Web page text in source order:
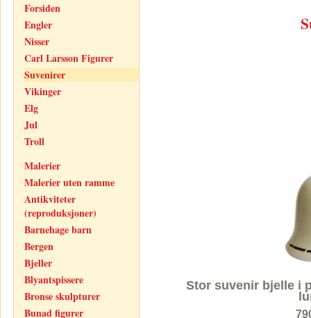
Forsiden
Engler
Nisser
Carl Larsson Figurer
Suvenirer
Vikinger
Elg
Jul
Troll
Malerier
Malerier uten ramme
Antikviteter
(reproduksjoner)
Barnehage barn
Bergen
Bjeller
Blyantspissere
Bronse skulpturer
Bunad figurer
Stor suvenir bjelle i